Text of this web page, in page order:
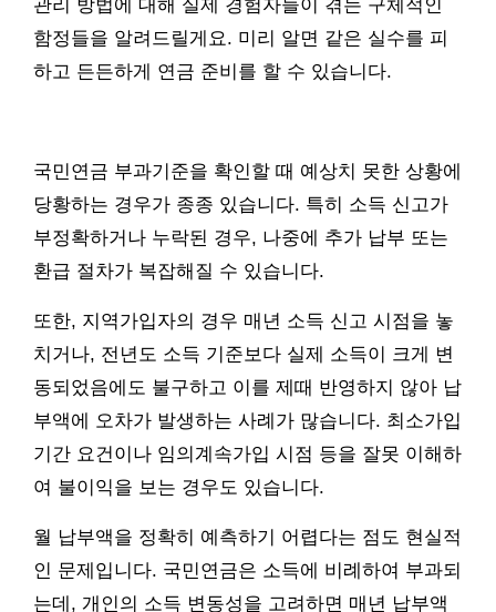
관리 방법에 대해 실제 경험자들이 겪는 구체적인
함정들을 알려드릴게요. 미리 알면 같은 실수를 피
하고 든든하게 연금 준비를 할 수 있습니다.
국민연금 부과기준을 확인할 때 예상치 못한 상황에
당황하는 경우가 종종 있습니다. 특히 소득 신고가
부정확하거나 누락된 경우, 나중에 추가 납부 또는
환급 절차가 복잡해질 수 있습니다.
또한, 지역가입자의 경우 매년 소득 신고 시점을 놓
치거나, 전년도 소득 기준보다 실제 소득이 크게 변
동되었음에도 불구하고 이를 제때 반영하지 않아 납
부액에 오차가 발생하는 사례가 많습니다. 최소가입
기간 요건이나 임의계속가입 시점 등을 잘못 이해하
여 불이익을 보는 경우도 있습니다.
월 납부액을 정확히 예측하기 어렵다는 점도 현실적
인 문제입니다. 국민연금은 소득에 비례하여 부과되
는데, 개인의 소득 변동성을 고려하면 매년 납부액